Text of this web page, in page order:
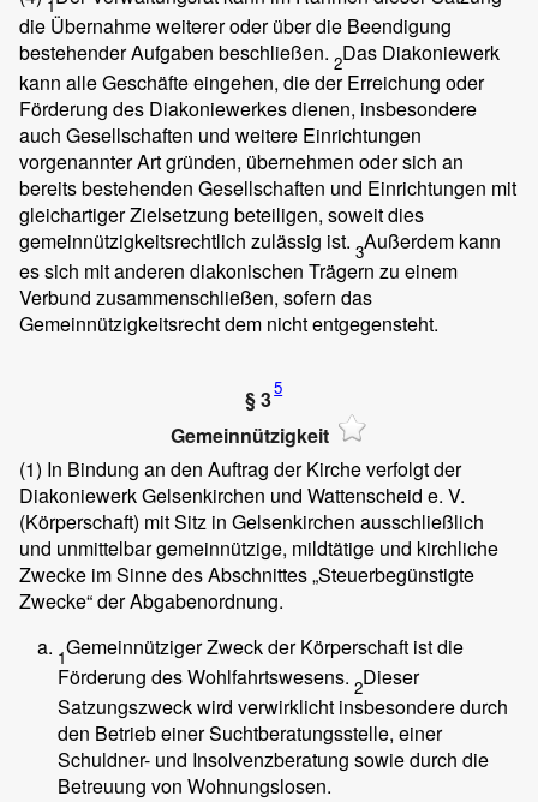
1
die Übernahme weiterer oder über die Beendigung
bestehender Aufgaben beschließen. 2Das Diakoniewerk
kann alle Geschäfte eingehen, die der Erreichung oder
Förderung des Diakoniewerkes dienen, insbesondere
auch Gesellschaften und weitere Einrichtungen
vorgenannter Art gründen, übernehmen oder sich an
bereits bestehenden Gesellschaften und Einrichtungen mit
gleichartiger Zielsetzung beteiligen, soweit dies
gemeinnützigkeitsrechtlich zulässig ist. 3Außerdem kann
es sich mit anderen diakonischen Trägern zu einem
Verbund zusammenschließen, sofern das
Gemeinnützigkeitsrecht dem nicht entgegensteht.
§ 35
Gemeinnützigkeit
(1) In Bindung an den Auftrag der Kirche verfolgt der
Diakoniewerk Gelsenkirchen und Wattenscheid e. V.
(Körperschaft) mit Sitz in Gelsenkirchen ausschließlich
und unmittelbar gemeinnützige, mildtätige und kirchliche
Zwecke im Sinne des Abschnittes „Steuerbegünstigte
Zwecke“ der Abgabenordnung.
1Gemeinnütziger Zweck der Körperschaft ist die
Förderung des Wohlfahrtswesens. 2Dieser
Satzungszweck wird verwirklicht insbesondere durch
den Betrieb einer Suchtberatungsstelle, einer
Schuldner- und Insolvenzberatung sowie durch die
Betreuung von Wohnungslosen.